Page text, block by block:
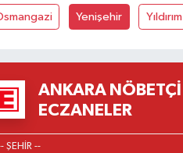
Yenişehir Yıldırım
ANKARA NÖBETÇI
ECZANELER